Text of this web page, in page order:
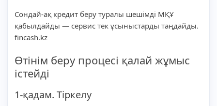
Сондай-ақ кредит беру туралы шешімді МҚҰ
қабылдайды — сервис тек ұсыныстарды таңдайды.
fincash.kz
Өтінім беру процесі қалай жұмыс
істейді
1-қадам. Тіркелу